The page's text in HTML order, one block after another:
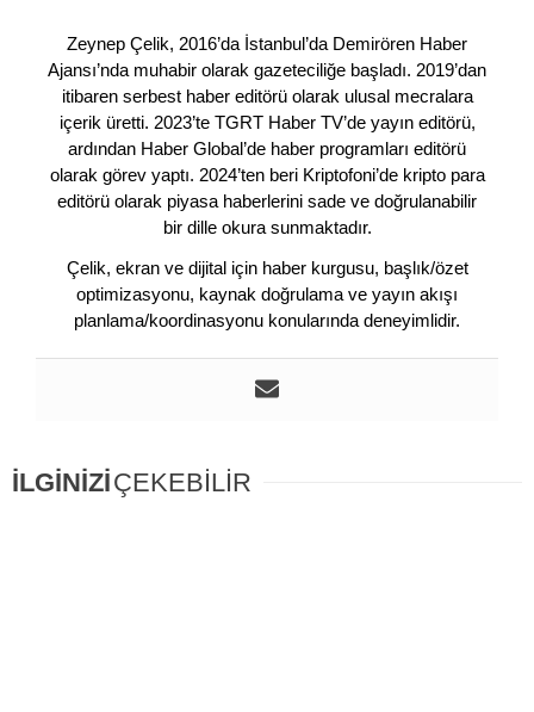
Zeynep Çelik, 2016’da İstanbul’da Demirören Haber
Ajansı’nda muhabir olarak gazeteciliğe başladı. 2019’dan
itibaren serbest haber editörü olarak ulusal mecralara
içerik üretti. 2023’te TGRT Haber TV’de yayın editörü,
ardından Haber Global’de haber programları editörü
olarak görev yaptı. 2024’ten beri Kriptofoni’de kripto para
editörü olarak piyasa haberlerini sade ve doğrulanabilir
bir dille okura sunmaktadır.
Çelik, ekran ve dijital için haber kurgusu, başlık/özet
optimizasyonu, kaynak doğrulama ve yayın akışı
planlama/koordinasyonu konularında deneyimlidir.
İLGİNİZİÇEKEBİLİR